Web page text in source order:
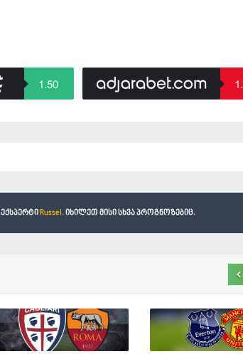
1.50
ექსპერტი Russel.იხილეთ მისი სხვა პროგნოზებიც.
‹